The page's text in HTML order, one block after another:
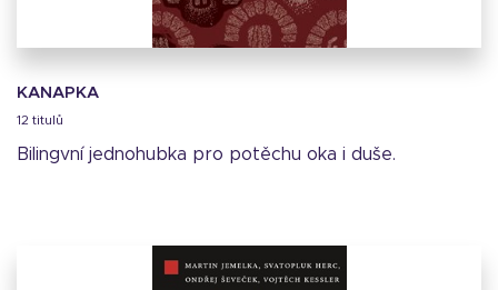
KANAPKA
12 titulů
Bilingvní jednohubka pro potěchu oka i duše.